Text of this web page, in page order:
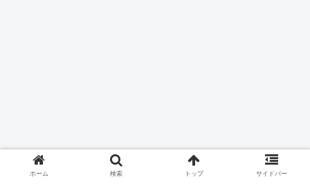
ホーム 検索 トップ サイドバー